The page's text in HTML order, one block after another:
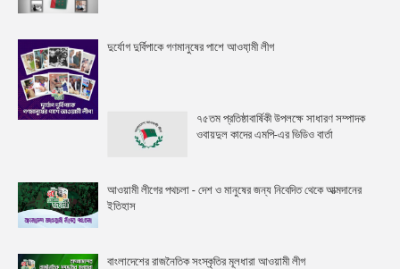
দুর্যোগ দুর্বিপাকে গণমানুষের পাশে আওযা়মী লীগ
৭৫তম প্রতিষ্ঠাবার্ষিকী উপলক্ষে সাধারণ সম্পাদক
ওবায়দুল কাদের এমপি-এর ভিডিও বার্তা
আওয়ামী লীগের পথচলা - দেশ ও মানুষের জন্য নিবেদিত থেকে আত্মদানের
ইতিহাস
বাংলাদেশের রাজনৈতিক সংস্কৃতির মূলধারা আওয়ামী লীগ